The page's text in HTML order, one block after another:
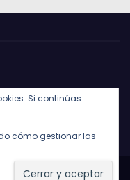
Si continúas
cómo gestionar las